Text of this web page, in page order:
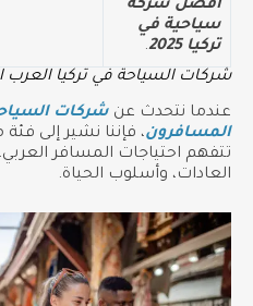
أفضل شركة
سياحية في
تركيا 2025
.
شركات السياحة في تركيا
عندما نتحدث عن شركات
المسافرون، فإننا نشير إلى
تتفهم احتياجات المسافر
العادات، وأسلوب الحياة.